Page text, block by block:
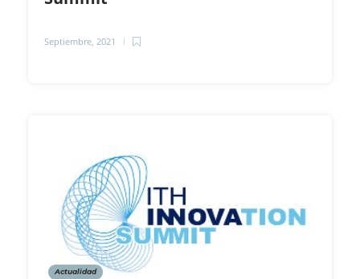
Septiembre, 2021
Actualidad